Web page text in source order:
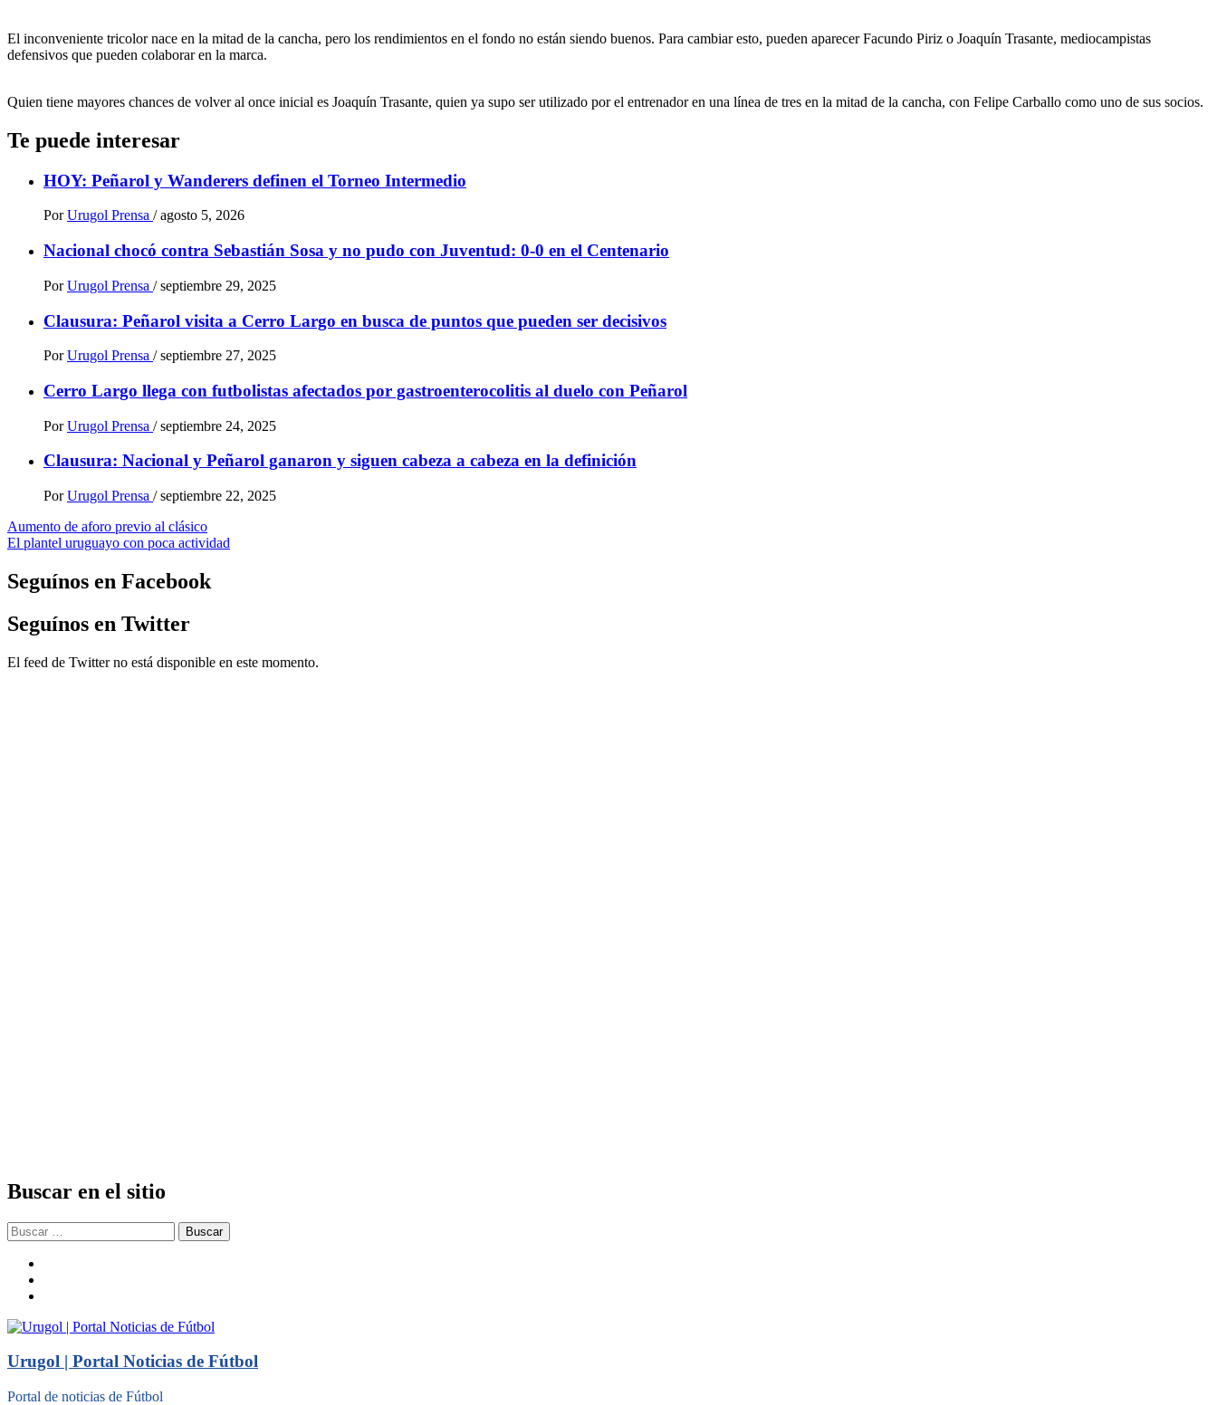
El inconveniente tricolor nace en la mitad de la cancha, pero los rendimientos en el fondo no están siendo buenos. Para cambiar esto, pueden aparecer Facundo Piriz o Joaquín Trasante, mediocampistas
defensivos que pueden colaborar en la marca.
Quien tiene mayores chances de volver al once inicial es Joaquín Trasante, quien ya supo ser utilizado por el entrenador en una línea de tres en la mitad de la cancha, con Felipe Carballo como uno de sus socios.
Te puede interesar
HOY: Peñarol y Wanderers definen el Torneo Intermedio
Por Urugol Prensa / agosto 5, 2026
Nacional chocó contra Sebastián Sosa y no pudo con Juventud: 0-0 en el Centenario
Por Urugol Prensa / septiembre 29, 2025
Clausura: Peñarol visita a Cerro Largo en busca de puntos que pueden ser decisivos
Por Urugol Prensa / septiembre 27, 2025
Cerro Largo llega con futbolistas afectados por gastroenterocolitis al duelo con Peñarol
Por Urugol Prensa / septiembre 24, 2025
Clausura: Nacional y Peñarol ganaron y siguen cabeza a cabeza en la definición
Por Urugol Prensa / septiembre 22, 2025
Navegación
de
entradas
Aumento de aforo previo al clásico
El plantel uruguayo con poca actividad
Seguínos en Facebook
Seguínos en Twitter
El feed de Twitter no está disponible en este momento.
Buscar en el sitio
Buscar:
Urugol | Portal Noticias de Fútbol
Portal de noticias de Fútbol